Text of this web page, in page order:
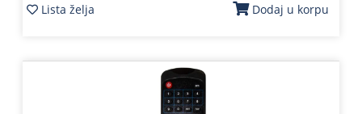
Lista želja
Dodaj u korpu